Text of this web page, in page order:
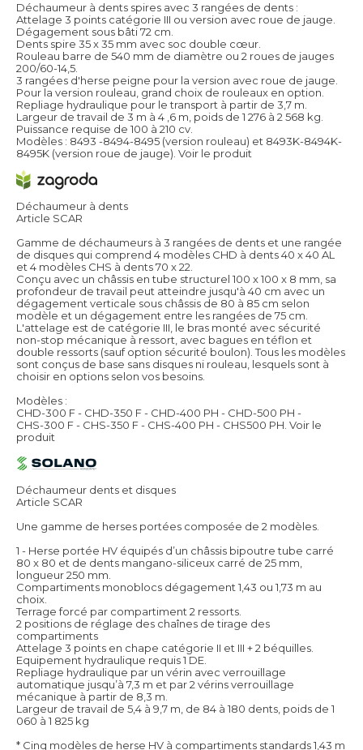
Déchaumeur à dents spires avec 3 rangées de dents :
Attelage 3 points catégorie III ou version avec roue de jauge.
Dégagement sous bâti 72 cm.
Dents spire 35 x 35 mm avec soc double cœur.
Rouleau barre de 540 mm de diamètre ou 2 roues de jauges
200/60-14,5.
3 rangées d'herse peigne pour la version avec roue de jauge.
Pour la version rouleau, grand choix de rouleaux en option.
Repliage hydraulique pour le transport à partir de 3,7 m.
Largeur de travail de 3 m à 4 ,6 m, poids de 1 276 à 2 568 kg.
Puissance requise de 100 à 210 cv.
Modèles : 8493 -8494-8495 (version rouleau) et 8493K-8494K-
8495K (version roue de jauge). Voir le produit
Déchaumeur à dents
Article SCAR
Gamme de déchaumeurs à 3 rangées de dents et une rangée
de disques qui comprend 4 modèles CHD à dents 40 x 40 AL
et 4 modèles CHS à dents 70 x 22.
Conçu avec un châssis en tube structurel 100 x 100 x 8 mm, sa
profondeur de travail peut atteindre jusqu'à 40 cm avec un
dégagement verticale sous châssis de 80 à 85 cm selon
modèle et un dégagement entre les rangées de 75 cm.
L'attelage est de catégorie III, le bras monté avec sécurité
non-stop mécanique à ressort, avec bagues en téflon et
double ressorts (sauf option sécurité boulon). Tous les modèles
sont conçus de base sans disques ni rouleau, lesquels sont à
choisir en options selon vos besoins.
Modèles :
CHD-300 F - CHD-350 F - CHD-400 PH - CHD-500 PH -
CHS-300 F - CHS-350 F - CHS-400 PH - CHS500 PH. Voir le
produit
Déchaumeur dents et disques
Article SCAR
Une gamme de herses portées composée de 2 modèles.
1 - Herse portée HV équipés d’un châssis bipoutre tube carré
80 x 80 et de dents mangano-siliceux carré de 25 mm,
longueur 250 mm.
Compartiments monoblocs dégagement 1,43 ou 1,73 m au
choix.
Terrage forcé par compartiment 2 ressorts.
2 positions de réglage des chaînes de tirage des
compartiments
Attelage 3 points en chape catégorie II et III + 2 béquilles.
Equipement hydraulique requis 1 DE.
Repliage hydraulique par un vérin avec verrouillage
automatique jusqu’à 7,3 m et par 2 vérins verrouillage
mécanique à partir de 8,3 m.
Largeur de travail de 5,4 à 9,7 m, de 84 à 180 dents, poids de 1
060 à 1 825 kg
* Cinq modèles de herse HV à compartiments standards 1,43 m